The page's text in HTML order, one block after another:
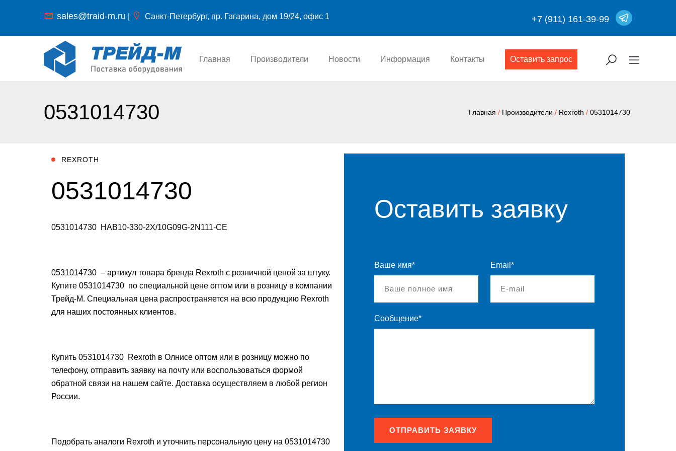
sales@traid-m.ru Санкт-Петербург, пр. Гагарина, дом 19/24, офис 1 +7 (911) 161-39-99
Главная Производители Новости Информация Контакты Оставить запрос
0531014730 Главная / Производители / Rexroth / 0531014730
REXROTH
0531014730
0531014730 HAB10-330-2X/10G09G-2N111-CE
0531014730 – артикул товара бренда Rexroth с розничной ценой за штуку.
Купите 0531014730 по специальной цене оптом или в розницу в компании
Трейд-М. Специальная цена распространяется на всю продукцию Rexroth
для наших постоянных клиентов.
Купить 0531014730 Rexroth в Олнисе оптом или в розницу можно по
телефону, отправить заявку на почту или воспользоваться формой
обратной связи на нашем сайте. Доставка осуществляем в любой регион
России.
Подобрать аналоги Rexroth и уточнить персональную цену на 0531014730
Оставить заявку
Ваше имя* Email*
Сообщение*
ОТПРАВИТЬ ЗАЯВКУ